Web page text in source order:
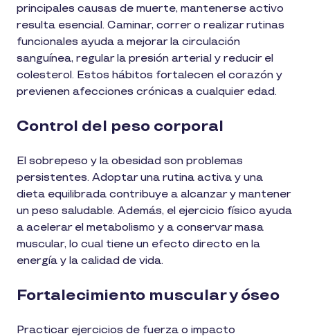
principales causas de muerte, mantenerse activo
resulta esencial. Caminar, correr o realizar rutinas
funcionales ayuda a mejorar la circulación
sanguínea, regular la presión arterial y reducir el
colesterol. Estos hábitos fortalecen el corazón y
previenen afecciones crónicas a cualquier edad.
Control del peso corporal
El sobrepeso y la obesidad son problemas
persistentes. Adoptar una rutina activa y una
dieta equilibrada contribuye a alcanzar y mantener
un peso saludable. Además, el ejercicio físico ayuda
a acelerar el metabolismo y a conservar masa
muscular, lo cual tiene un efecto directo en la
energía y la calidad de vida.
Fortalecimiento muscular y óseo
Practicar ejercicios de fuerza o impacto